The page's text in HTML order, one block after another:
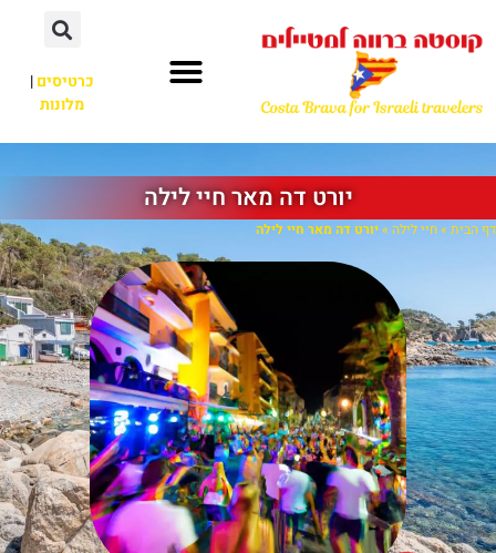
כרטיסים|
מלונות
יורט דה מאר חיי לילה
דף הבית »חיי לילה »יורט דה מאר חיי לילה